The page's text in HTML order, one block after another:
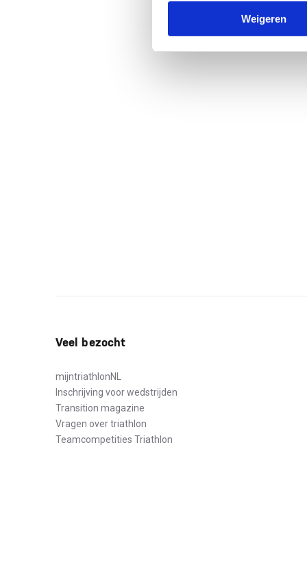
Weigeren
Veel bezocht
mijntriathlonNL
Inschrijving voor wedstrijden
Transition magazine
Vragen over triathlon
Teamcompetities Triathlon